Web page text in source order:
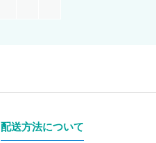
配送方法について